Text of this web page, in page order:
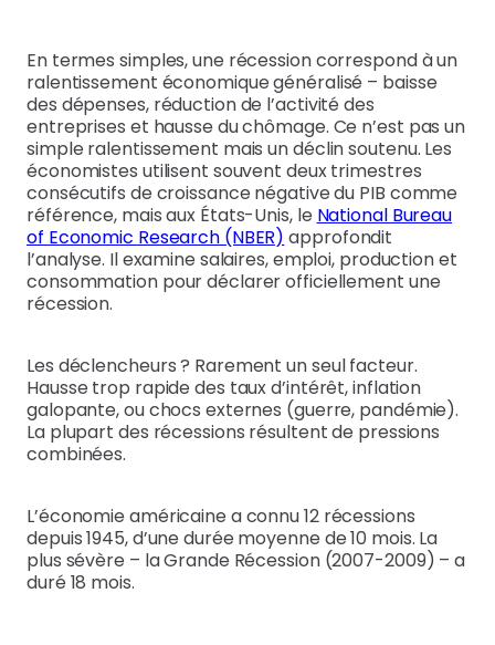
En termes simples, une récession correspond à un
ralentissement économique généralisé – baisse
des dépenses, réduction de l’activité des
entreprises et hausse du chômage. Ce n’est pas un
simple ralentissement mais un déclin soutenu. Les
économistes utilisent souvent deux trimestres
consécutifs de croissance négative du PIB comme
référence, mais aux États-Unis, le National Bureau
of Economic Research (NBER) approfondit
l’analyse. Il examine salaires, emploi, production et
consommation pour déclarer officiellement une
récession.
Les déclencheurs ? Rarement un seul facteur.
Hausse trop rapide des taux d’intérêt, inflation
galopante, ou chocs externes (guerre, pandémie).
La plupart des récessions résultent de pressions
combinées.
L’économie américaine a connu 12 récessions
depuis 1945, d’une durée moyenne de 10 mois. La
plus sévère – la Grande Récession (2007-2009) – a
duré 18 mois.